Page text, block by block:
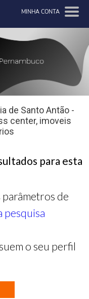
MINHA CONTA
de Santo Antão -
center, imoveis
para esta
de
pesquisa
o seu perfil